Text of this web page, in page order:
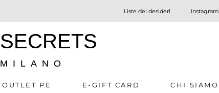
Liste dei desideri Instagram
SECRETS
MILANO
OUTLET PE E-GIFT CARD CHI SIAMO